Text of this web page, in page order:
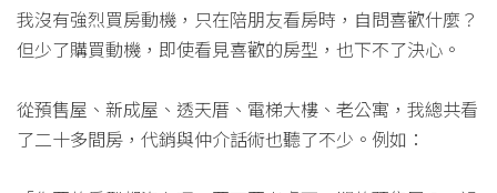
我沒有強烈買房動機，只在陪朋友看房時，自問喜歡什麼？
但少了購買動機，即使看見喜歡的房型，也下不了決心。
從預售屋、新成屋、透天厝、電梯大樓、老公寓，我總共看
了二十多間房，代銷與仲介話術也聽了不少。例如：